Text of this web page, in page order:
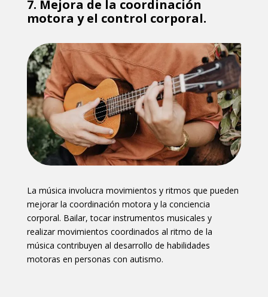
7. Mejora de la coordinación
motora y el control corporal.
La música involucra movimientos y ritmos que pueden
mejorar la coordinación motora y la conciencia
corporal. Bailar, tocar instrumentos musicales y
realizar movimientos coordinados al ritmo de la
música contribuyen al desarrollo de habilidades
motoras en personas con autismo.